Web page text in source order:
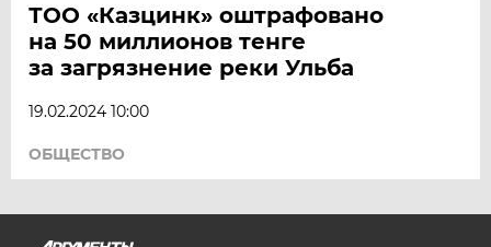
ТОО «Казцинк» оштрафовано
на 50 миллионов тенге
за загрязнение реки Ульба
19.02.2024 10:00
ОБЩЕСТВО